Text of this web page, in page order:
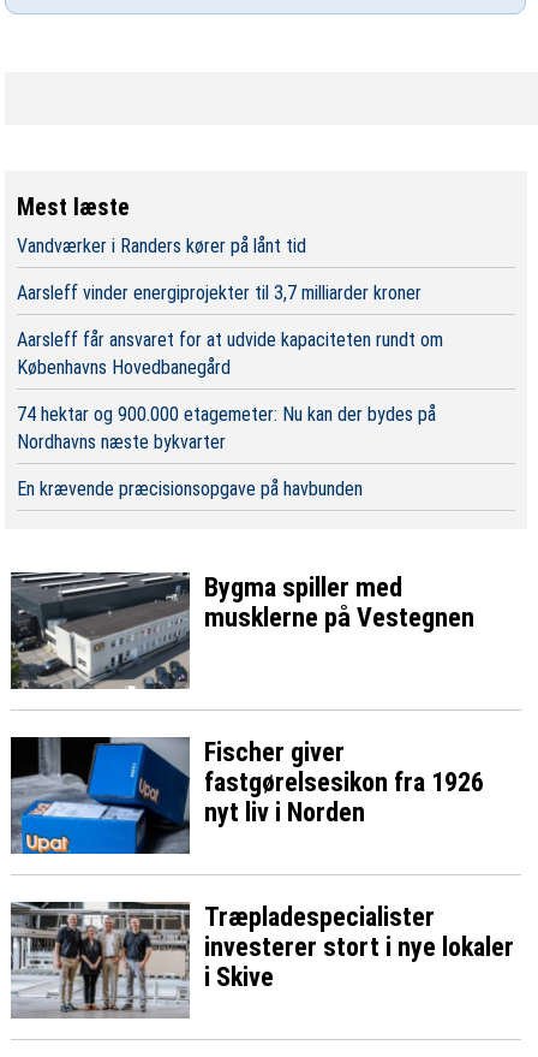
Mest læste
Vandværker i Randers kører på lånt tid
Aarsleff vinder energiprojekter til 3,7 milliarder kroner
Aarsleff får ansvaret for at udvide kapaciteten rundt om
Københavns Hovedbanegård
74 hektar og 900.000 etagemeter: Nu kan der bydes på
Nordhavns næste bykvarter
En krævende præcisionsopgave på havbunden
Bygma spiller med
musklerne på Vestegnen
Fischer giver
fastgørelsesikon fra 1926
nyt liv i Norden
Træpladespecialister
investerer stort i nye lokaler
i Skive